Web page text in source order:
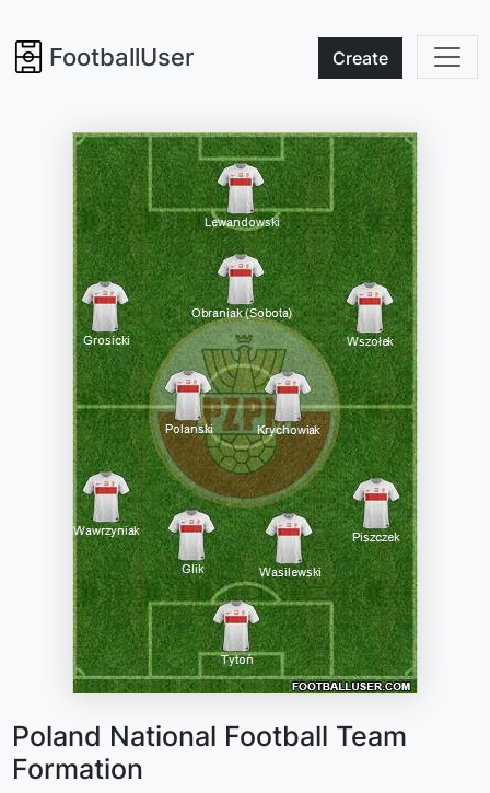
FootballUser Create
Poland National Football Team
Formation